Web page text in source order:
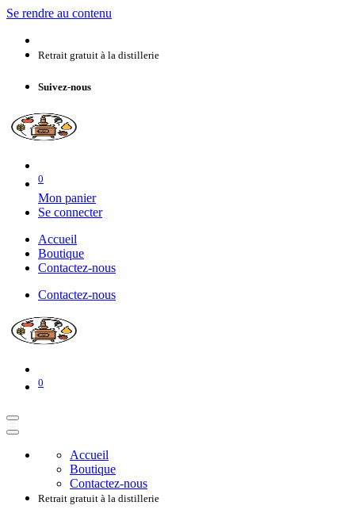
Se rendre au contenu
Retrait gratuit à la distillerie
Suivez-nous
0
Mon panier
Se connecter
Accueil
Boutique
Contactez-nous
Contactez-nous
0
Accueil
Boutique
Contactez-nous
Retrait gratuit à la distillerie